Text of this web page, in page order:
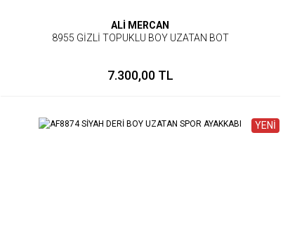
ALİ MERCAN
8955 GİZLİ TOPUKLU BOY UZATAN BOT
7.300,00 TL
YENİ